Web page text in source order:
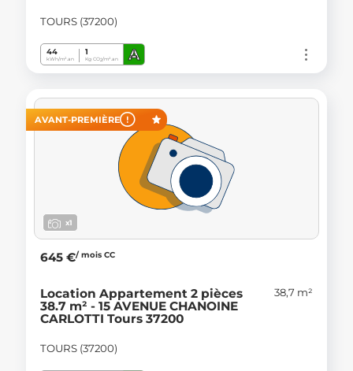
TOURS (37200)
44
kWh/m².an
1
Kg CO2/m².an A
AVANT-PREMIÈRE
x1
645 €/ mois CC
Location Appartement 2 pièces
38.7 m² - 15 AVENUE CHANOINE
CARLOTTI Tours 37200
38,7 m²
TOURS (37200)